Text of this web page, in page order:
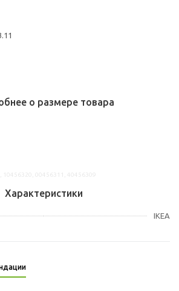
о размере товара
Характеристики
IKEA